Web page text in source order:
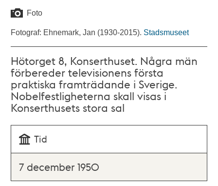
Foto
Fotograf: Ehnemark, Jan (1930-2015). Stadsmuseet
Hötorget 8, Konserthuset. Några män
förbereder televisionens första
praktiska framträdande i Sverige.
Nobelfestligheterna skall visas i
Konserthusets stora sal
Tid
7 december 1950